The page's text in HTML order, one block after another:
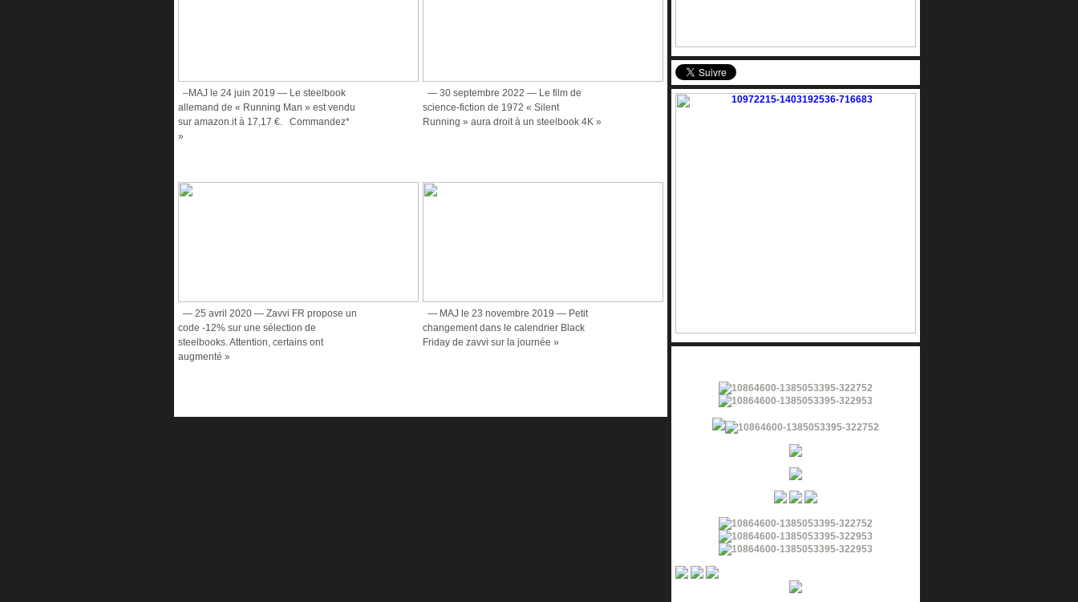
–MAJ le 24 juin 2019 — Le steelbook
allemand de « Running Man » est vendu
sur amazon.it à 17,17 €. Commandez*
»
— 30 septembre 2022 — Le film de
science-fiction de 1972 « Silent
Running » aura droit à un steelbook 4K »
— 25 avril 2020 — Zavvi FR propose un
code -12% sur une sélection de
steelbooks. Attention, certains ont
augmenté »
— MAJ le 23 novembre 2019 — Petit
changement dans le calendrier Black
Friday de zavvi sur la journée »